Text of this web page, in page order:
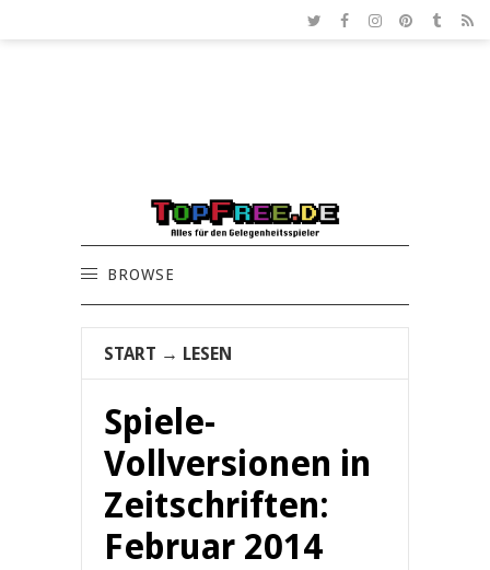
BROWSE
START → LESEN
Spiele-
Vollversionen in
Zeitschriften:
Februar 2014